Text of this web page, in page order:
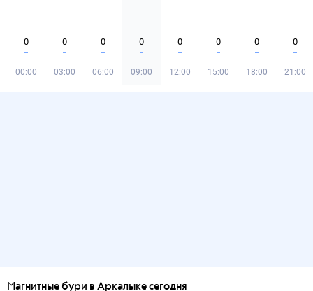
0
00:00
0
03:00
0
06:00
0
09:00
0
12:00
0
15:00
0
18:00
0
21:00
Магнитные бури в Аркалыке сегодня